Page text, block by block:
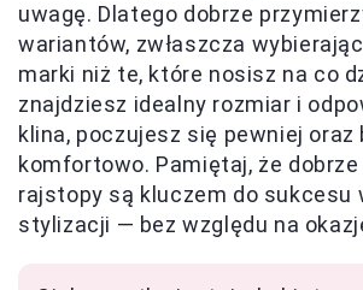
uwagę. Dlatego dobrze
wariantów, zwłaszcza
marki niż te, które nosisz na co
znajdziesz idealny rozmiar i
klina, poczujesz się pewniej oraz
komfortowo. Pamiętaj, że
rajstopy są kluczem do sukcesu
stylizacji — bez względu na